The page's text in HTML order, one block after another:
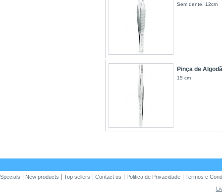
Sem dente, 12cm
Pinça de
15 cm
Specials New products Top sellers Contact us Politica de Privacidade
Termos e